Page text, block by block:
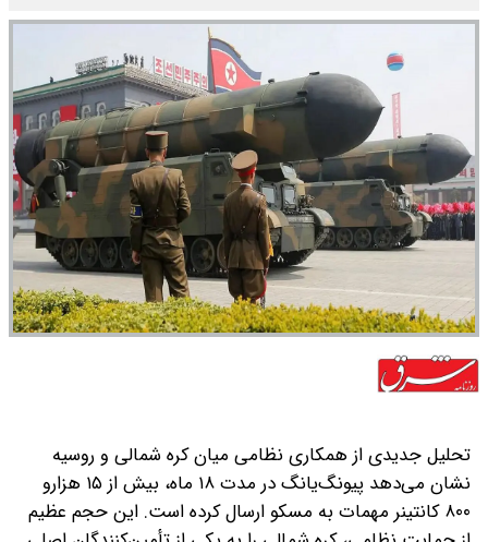
تحلیل جدیدی از همکاری نظامی میان کره شمالی و روسیه
نشان می‌دهد‌ پیونگ‌یانگ در مدت ۱۸ ماه، بیش از ۱۵ هزار‌و
۸۰۰ کانتینر مهمات به مسکو ارسال کرده است. این حجم عظیم